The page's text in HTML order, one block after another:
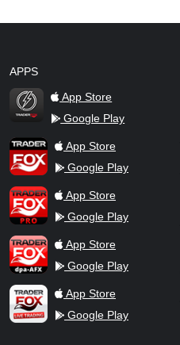
APPS
TraderFox Flash
App Store
Google Play
TraderFox AppApp Store
Google Play
TraderFox ProApp Store
Google Play
TraderFox dpa-AFX ProFeed
App Store
Google Play
TraderFox Live Trading
App Store
Google Play